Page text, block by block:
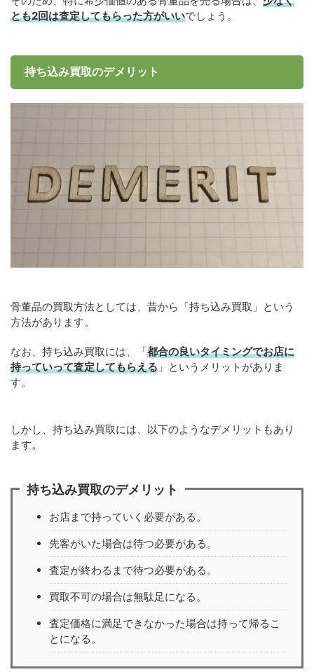
とも2回は査定してもらった方がいいでしょう。
持ち込み買取のデメリット
骨董品の買取方法としては、昔から「持ち込み買取」という
方法があります。
なお、持ち込み買取には、「都合の良いタイミングでお店に
持っていって査定してもらえる 」というメリットがありま
す。
しかし、持ち込み買取には、以下のようなデメリットもあり
ます。
持ち込み買取のデメリット
お店まで持っていく必要がある。
先客がいた場合は待つ必要がある。
査定が終わるまで待つ必要がある。
買取不可の場合は無駄足になる。
査定価格に満足できなかった場合は持って帰るこ
とになる。